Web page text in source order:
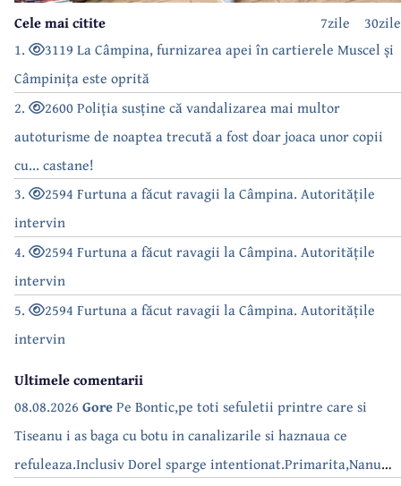
30zile
7zile
Cele mai citite
1.
3119 La Câmpina, furnizarea apei în cartierele Muscel și
Câmpinița este oprită
2.
2600 Poliția susține că vandalizarea mai multor
autoturisme de noaptea trecută a fost doar joaca unor copii
cu... castane!
3.
2594 Furtuna a făcut ravagii la Câmpina. Autoritățile
intervin
4.
2594 Furtuna a făcut ravagii la Câmpina. Autoritățile
intervin
5.
2594 Furtuna a făcut ravagii la Câmpina. Autoritățile
intervin
Ultimele comentarii
08.08.2026 GorePe Bontic,pe toti sefuletii printre care si
Tiseanu i as baga cu botu in canalizarile si haznaua ce
refuleaza.Inclusiv Dorel sparge intentionat.Primarita,Nanu